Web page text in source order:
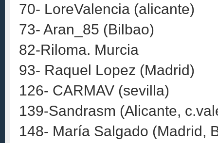
70- LoreValencia (alicante)
73- Aran_85 (Bilbao)
82-Riloma. Murcia
93- Raquel Lopez (Madrid)
126- CARMAV (sevilla)
139-Sandrasm (Alicante,
148- María Salgado (Madrid,